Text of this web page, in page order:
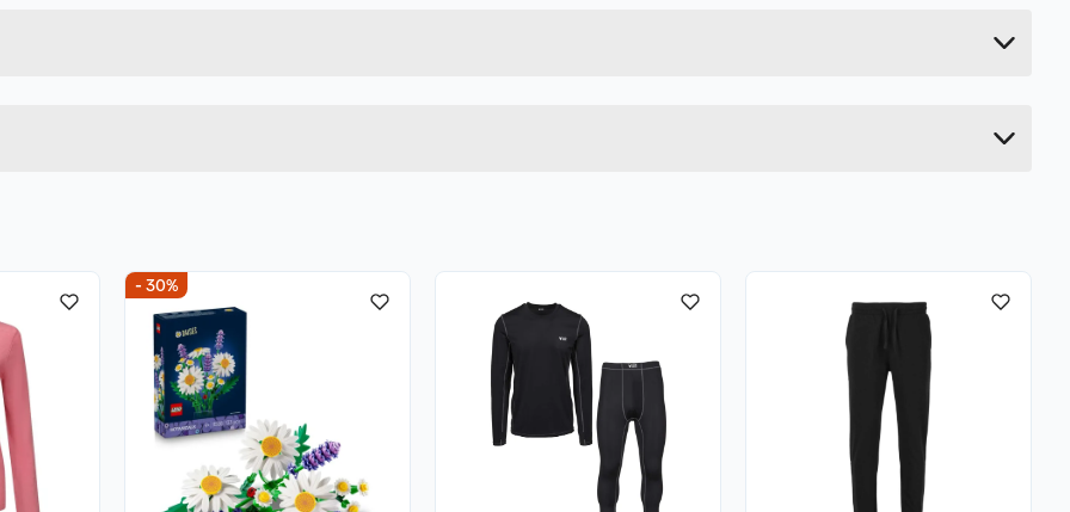
Må ikke tørkes i
- 30%